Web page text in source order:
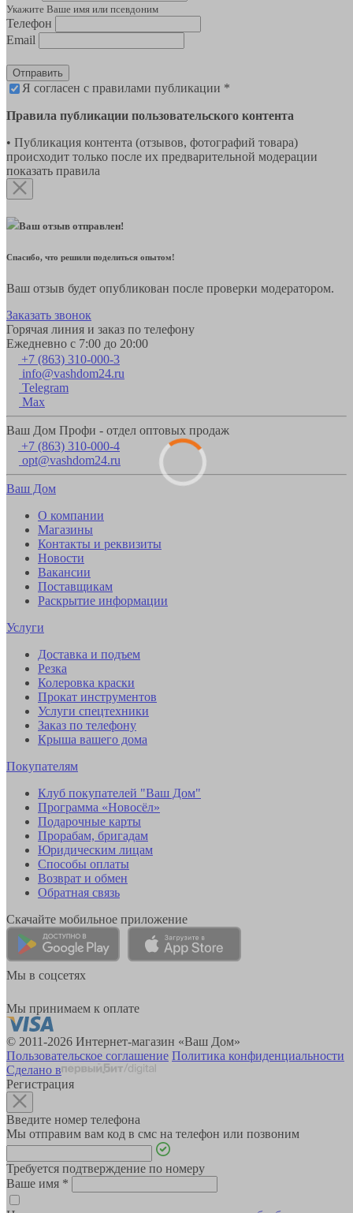
Укажите Ваше имя или псевдоним
Телефон
Email
Отправить
Я согласен с правилами публикации *
Правила публикации пользовательского контента
• Публикация контента (отзывов, фотографий товара)
происходит только после их предварительной модерации
показать правила
Ваш отзыв отправлен!
Спасибо, что решили поделиться опытом!
Ваш отзыв будет опубликован после проверки модератором.
Заказать звонок
Горячая линия и заказ по телефону
Ежедневно с 7:00 до 20:00
+7 (863) 310-000-3
info@vashdom24.ru
Telegram
Max
Ваш Дом Профи - отдел оптовых продаж
+7 (863) 310-000-4
opt@vashdom24.ru
Ваш Дом
О компании
Магазины
Контакты и реквизиты
Новости
Вакансии
Поставщикам
Раскрытие информации
Услуги
Доставка и подъем
Резка
Колеровка краски
Прокат инструментов
Услуги спецтехники
Заказ по телефону
Крыша вашего дома
Покупателям
Клуб покупателей "Ваш Дом"
Программа «Новосёл»
Подарочные карты
Прорабам, бригадам
Юридическим лицам
Способы оплаты
Возврат и обмен
Обратная связь
Скачайте мобильное приложение
Мы в соцсетях
Мы принимаем к оплате
© 2011-2026 Интернет-магазин «Ваш Дом»
Пользовательское соглашение Политика конфиденциальности
Сделано в
Регистрация
Введите номер телефона
Мы отправим вам код в смс на телефон или позвоним
Требуется подтверждение по номеру
Ваше имя *